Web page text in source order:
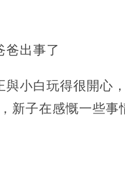
爸出事了
小白玩得很開心
新子在感慨一些事